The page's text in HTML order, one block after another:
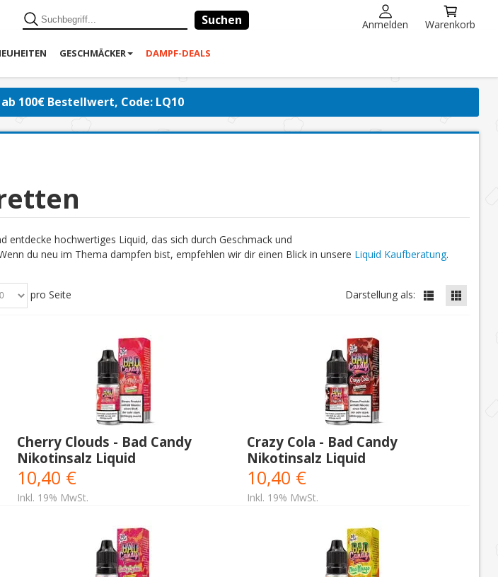
Suchen Anmelden Warenkorb
GESCHMÄCKER DAMPF-DEALS
100€ Bestellwert, Code: LQ10
entdecke hochwertiges Liquid, das sich durch Geschmack und
du neu im Thema dampfen bist, empfehlen wir dir einen Blick in unsere Liquid Kaufberatung.
pro Seite Darstellung als:
Cherry Clouds - Bad Candy
Nikotinsalz Liquid
10,40 €
Inkl. 19% MwSt.
Crazy Cola - Bad Candy
Nikotinsalz Liquid
10,40 €
Inkl. 19% MwSt.